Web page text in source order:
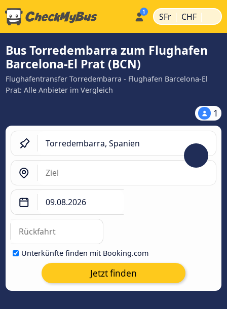
SFr | CHF |
Bus Torredembarra zum Flughafen
Barcelona-El Prat (BCN)
Flughafentransfer Torredembarra - Flughafen Barcelona-El
Prat: Alle Anbieter im Vergleich
1
Unterkünfte finden mit Booking.com
Jetzt finden